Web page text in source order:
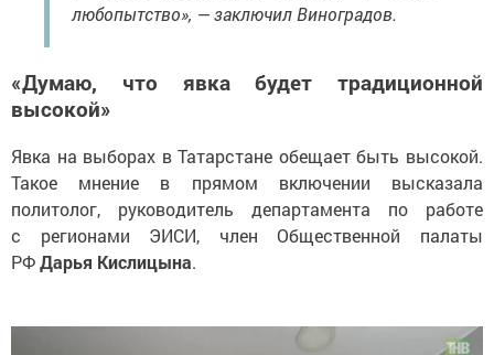
любопытство», — заключил Виноградов.
«Думаю, что явка будет традиционной
высокой»
Явка на выборах в Татарстане обещает быть высокой.
Такое мнение в прямом включении высказала
политолог, руководитель департамента по работе
с регионами ЭИСИ, член Общественной палаты
РФДарья Кислицына.